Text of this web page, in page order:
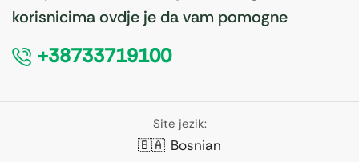
korisnicima ovdje je da vam pomogne
+38733719100
Site jezik:
🇧🇦 Bosnian